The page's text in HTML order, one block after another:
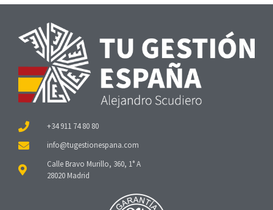
+34 911 74 80 80
Calle Bravo Murillo, 360, 1° A
28020 Madrid